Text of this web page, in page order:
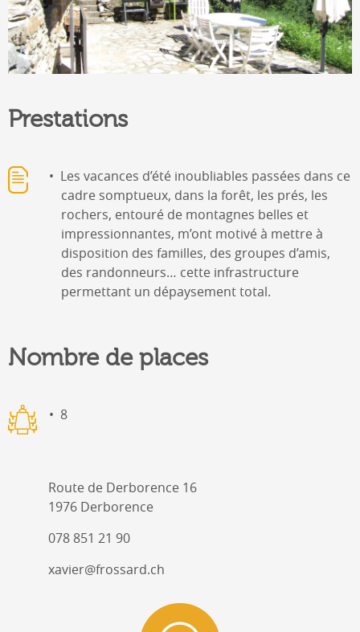
Prestations
Les vacances d’été inoubliables passées dans ce
cadre somptueux, dans la forêt, les prés, les
rochers, entouré de montagnes belles et
impressionnantes, m’ont motivé à mettre à
disposition des familles, des groupes d’amis,
des randonneurs… cette infrastructure
permettant un dépaysement total.
Nombre de places
8
Route de Derborence 16
1976 Derborence
078 851 21 90
xavier@frossard.ch